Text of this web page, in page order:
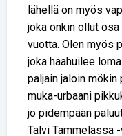
lähellä on myös
joka onkin ollut
vuotta. Olen myös
joka haahuilee
paljain jaloin mökin
muka-urbaani
jo pidempään
Talvi Tammelassa